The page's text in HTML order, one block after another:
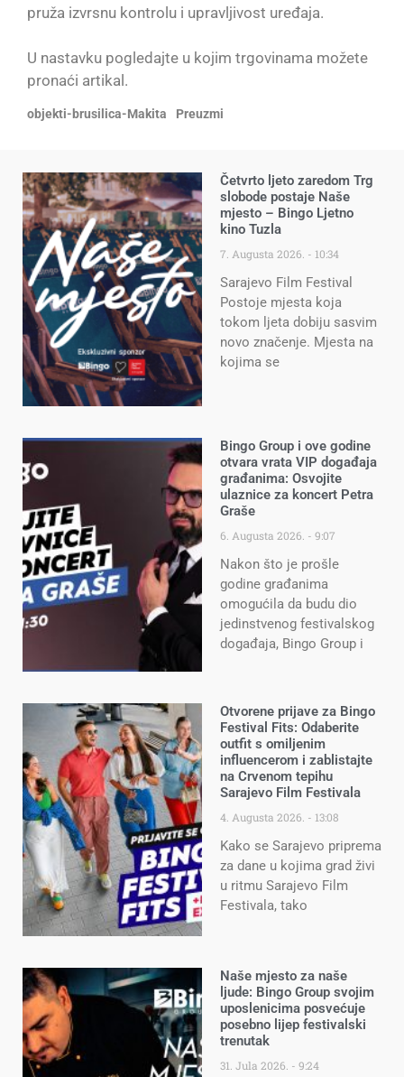
pruža izvrsnu kontrolu i upravljivost uređaja.
U nastavku pogledajte u kojim trgovinama možete
pronaći artikal.
objekti-brusilica-Makita Preuzmi
Četvrto ljeto zaredom Trg
slobode postaje Naše
mjesto – Bingo Ljetno
kino Tuzla
7. Augusta 2026. 10:34
Sarajevo Film Festival
Postoje mjesta koja
tokom ljeta dobiju sasvim
novo značenje. Mjesta na
kojima se
Bingo Group i ove godine
otvara vrata VIP događaja
građanima: Osvojite
ulaznice za koncert Petra
Graše
6. Augusta 2026. 9:07
Nakon što je prošle
godine građanima
omogućila da budu dio
jedinstvenog festivalskog
događaja, Bingo Group i
Otvorene prijave za Bingo
Festival Fits: Odaberite
outfit s omiljenim
influencerom i zablistajte
na Crvenom tepihu
Sarajevo Film Festivala
4. Augusta 2026. 13:08
Kako se Sarajevo priprema
za dane u kojima grad živi
u ritmu Sarajevo Film
Festivala, tako
Naše mjesto za naše
ljude: Bingo Group svojim
uposlenicima posvećuje
posebno lijep festivalski
trenutak
31. Jula 2026. 9:24